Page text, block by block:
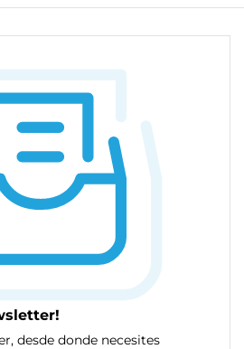
desde donde necesites